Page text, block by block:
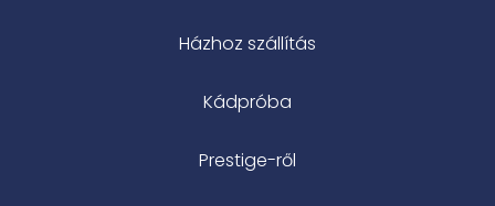
Házhoz szállítás
Kádpróba
Prestige-ről